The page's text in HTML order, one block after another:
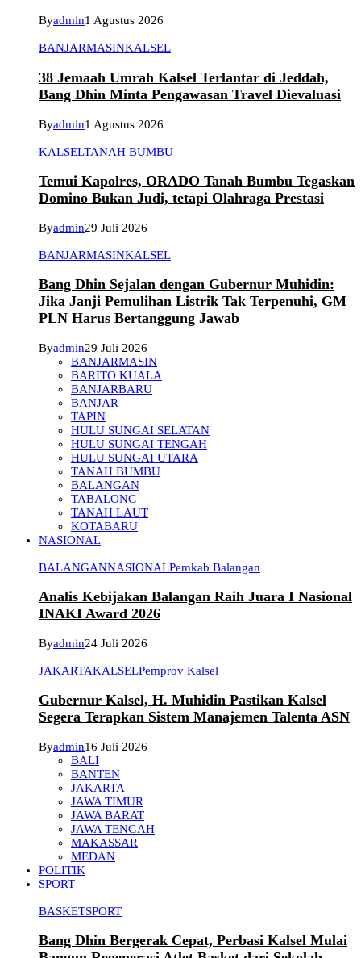
Byadmin1 Agustus 2026
BANJARMASINKALSEL
38 Jemaah Umrah Kalsel Terlantar di Jeddah,
Bang Dhin Minta Pengawasan Travel Dievaluasi
Byadmin1 Agustus 2026
KALSELTANAH BUMBU
Temui Kapolres, ORADO Tanah Bumbu Tegaskan
Domino Bukan Judi, tetapi Olahraga Prestasi
Byadmin29 Juli 2026
BANJARMASINKALSEL
Bang Dhin Sejalan dengan Gubernur Muhidin:
Jika Janji Pemulihan Listrik Tak Terpenuhi, GM
PLN Harus Bertanggung Jawab
Byadmin29 Juli 2026
BANJARMASIN
BARITO KUALA
BANJARBARU
BANJAR
TAPIN
HULU SUNGAI SELATAN
HULU SUNGAI TENGAH
HULU SUNGAI UTARA
TANAH BUMBU
BALANGAN
TABALONG
TANAH LAUT
KOTABARU
NASIONAL
BALANGANNASIONALPemkab Balangan
Analis Kebijakan Balangan Raih Juara I Nasional
INAKI Award 2026
Byadmin24 Juli 2026
JAKARTAKALSELPemprov Kalsel
Gubernur Kalsel, H. Muhidin Pastikan Kalsel
Segera Terapkan Sistem Manajemen Talenta ASN
Byadmin16 Juli 2026
BALI
BANTEN
JAKARTA
JAWA TIMUR
JAWA BARAT
JAWA TENGAH
MAKASSAR
MEDAN
POLITIK
SPORT
BASKETSPORT
Bang Dhin Bergerak Cepat, Perbasi Kalsel Mulai